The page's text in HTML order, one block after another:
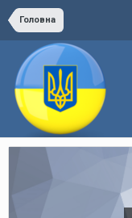
Головна